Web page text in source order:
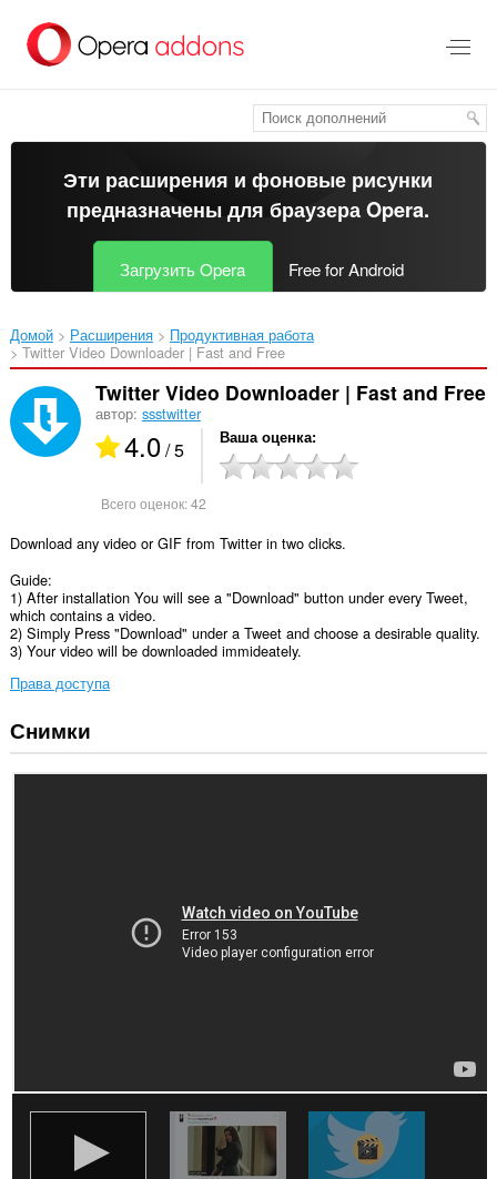
перейти
Эти расширения и фоновые рисунки
предназначены длябраузера Opera.
Загрузить Opera Free for Android
Домой Расширения
Продуктивная работа
Twitter Video Downloader | Fast and Free‎
Twitter Video Downloader | Fast and Free
автор: ssstwitter
4.0/ 5 Ваша оценка
Всего оценок:42
Download any video or GIF from Twitter in two clicks.
Guide:
1) After installation You will see a "Download" button under every Tweet,
which contains a video.
2) Simply Press "Download" under a Tweet and choose a desirable quality.
3) Your video will be downloaded immideately.
Права доступа
У
этого
Снимки